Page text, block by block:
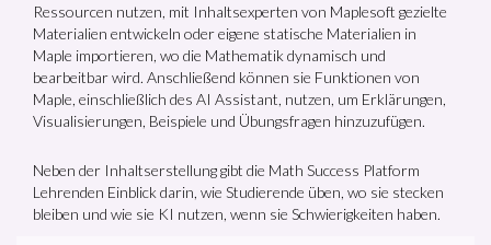
Ressourcen nutzen, mit Inhaltsexperten von Maplesoft gezielte
Materialien entwickeln oder eigene statische Materialien in
Maple importieren, wo die Mathematik dynamisch und
bearbeitbar wird. Anschließend können sie Funktionen von
Maple, einschließlich des AI Assistant, nutzen, um Erklärungen,
Visualisierungen, Beispiele und Übungsfragen hinzuzufügen.
Neben der Inhaltserstellung gibt die Math Success Platform
Lehrenden Einblick darin, wie Studierende üben, wo sie stecken
bleiben und wie sie KI nutzen, wenn sie Schwierigkeiten haben.